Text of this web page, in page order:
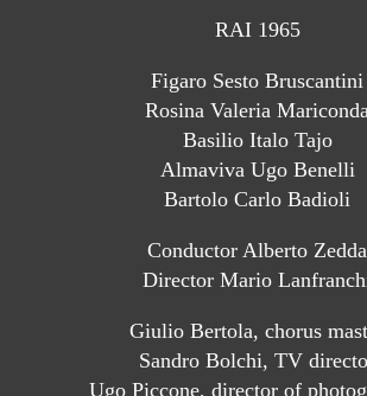
RAI 1965
Figaro Sesto Bruscantini
Rosina Valeria
Basilio Italo Tajo
Almaviva Ugo Benelli
Bartolo Carlo Badioli
Conductor Alberto Zedda
Director Mario
Giulio Bertola, chorus
Sandro Bolchi, TV
Ugo Piccone, director of